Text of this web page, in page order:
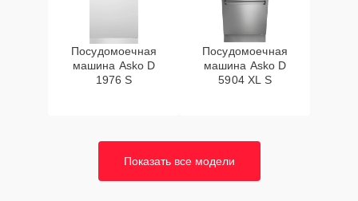
Посудомоечная
машина Asko D
1976 S
Посудомоечная
машина Asko D
5904 XL S
Показать все модели